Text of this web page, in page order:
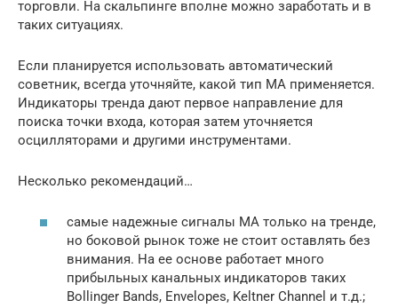
торговли. На скальпинге вполне можно заработать и в
таких ситуациях.
Если планируется использовать автоматический
советник, всегда уточняйте, какой тип MA применяется.
Индикаторы тренда дают первое направление для
поиска точки входа, которая затем уточняется
осцилляторами и другими инструментами.
Несколько рекомендаций…
самые надежные сигналы MA только на тренде,
но боковой рынок тоже не стоит оставлять без
внимания. На ее основе работает много
прибыльных канальных индикаторов таких
Bollinger Bands, Envelopes, Keltner Channel и т.д.;